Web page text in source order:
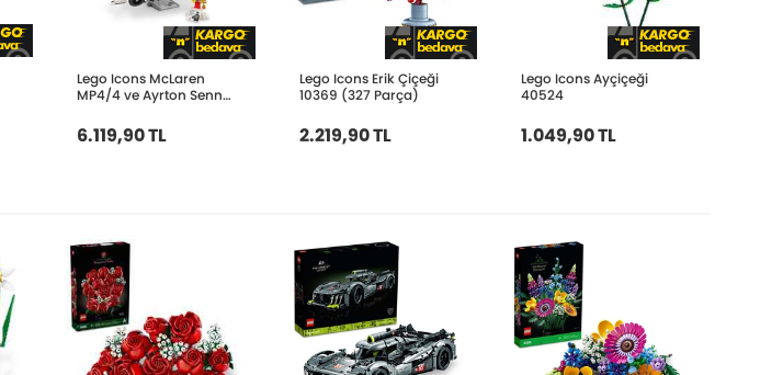
Lego Icons McLaren
MP4/4 ve Ayrton Senna
6.119,90 TL
Lego Icons Erik Çiçeği
10369 (327 Parça)
2.219,90 TL
Lego Icons Ayçiçeği
40524
1.049,90 TL